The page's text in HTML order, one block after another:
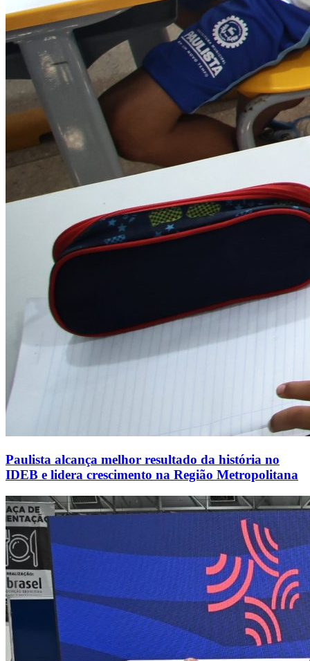
Paulista alcança melhor resultado da história no
IDEB e lidera crescimento na Região Metropolitana